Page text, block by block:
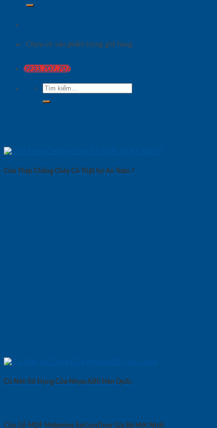
Chưa có sản phẩm trong giỏ hàng.
0933.707.707
Tìm
kiếm:
Cửa Thép Chống Cháy Có Thật Sự An Toàn ?
Có Nên Sử Dụng Cửa Nhựa ABS Hàn Quốc
Cửa Gỗ MDF Melamine SaiGonDoor Gía Rẻ Mới Nhất